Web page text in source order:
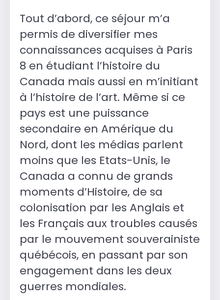
Tout d’abord, ce séjour m’a
permis de diversifier mes
connaissances acquises à Paris
8 en étudiant l’histoire du
Canada mais aussi en m’initiant
à l’histoire de l’art. Même si ce
pays est une puissance
secondaire en Amérique du
Nord, dont les médias parlent
moins que les Etats-Unis, le
Canada a connu de grands
moments d’Histoire, de sa
colonisation par les Anglais et
les Français aux troubles causés
par le mouvement souverainiste
québécois, en passant par son
engagement dans les deux
guerres mondiales.